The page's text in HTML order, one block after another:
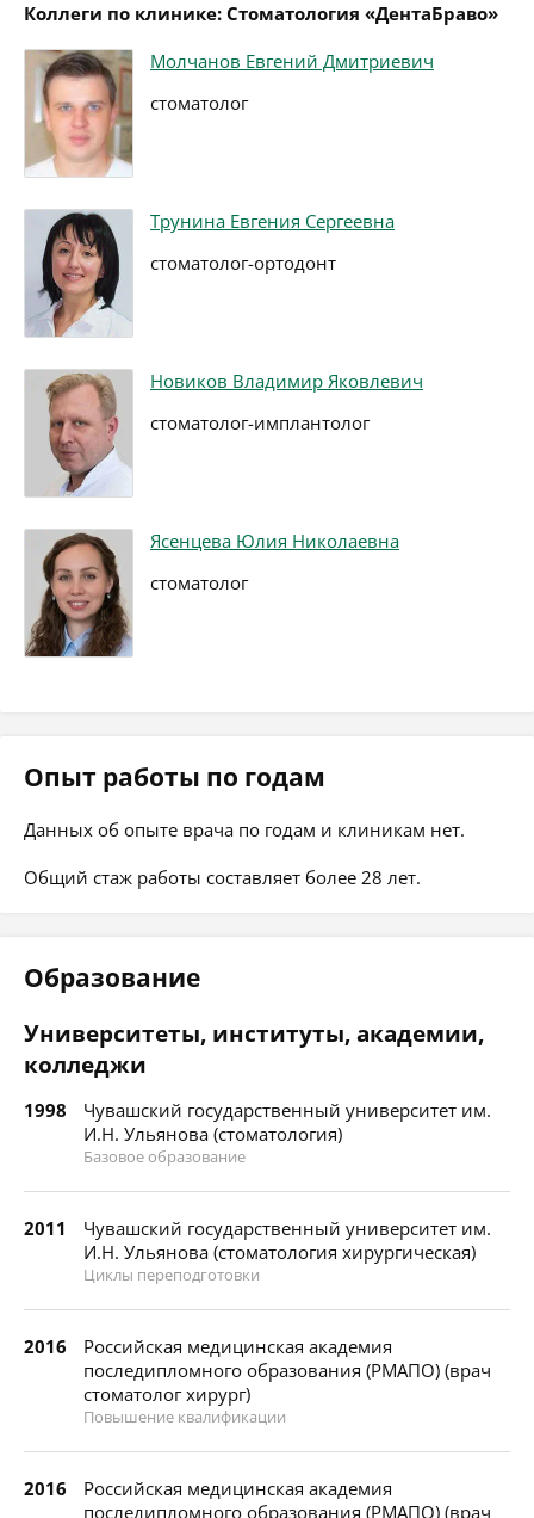
Коллеги по клинике: Стоматология «ДентаБраво»
Молчанов Евгений Дмитриевич
стоматолог
Трунина Евгения Сергеевна
стоматолог-ортодонт
Новиков Владимир Яковлевич
стоматолог-имплантолог
Ясенцева Юлия Николаевна
стоматолог
Опыт работы по годам
Данных об опыте врача по годам и клиникам нет.
Общий стаж работы составляет более 28 лет.
Образование
Университеты, институты, академии,
колледжи
1998
Чувашский государственный университет им.
И.Н. Ульянова (стоматология)
Базовое образование
2011
Чувашский государственный университет им.
И.Н. Ульянова (стоматология хирургическая)
Циклы переподготовки
2016
Российская медицинская академия
последипломного образования (РМАПО) (врач
стоматолог хирург)
Повышение квалификации
2016
Российская медицинская академия
последипломного образования (РМАПО) (врач